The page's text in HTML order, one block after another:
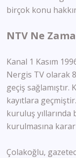
birçok konu
NTV Ne
Kanal 1 Kasım
Nergis TV olarak 8
geçiş sağlamıştır.
kayıtlara
kuruluş
kurulmasına
Çolakoğlu,